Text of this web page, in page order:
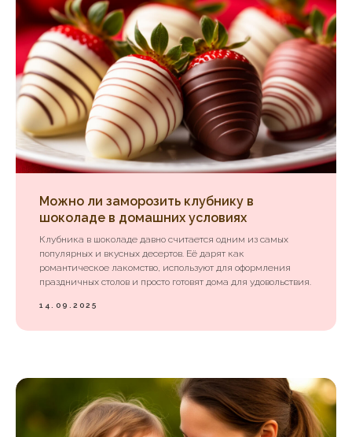
Можно ли заморозить клубнику в
шоколаде в домашних условиях
Клубника в шоколаде давно считается одним из самых
популярных и вкусных десертов. Её дарят как
романтическое лакомство, используют для оформления
праздничных столов и просто готовят дома для удовольствия.
14.09.2025